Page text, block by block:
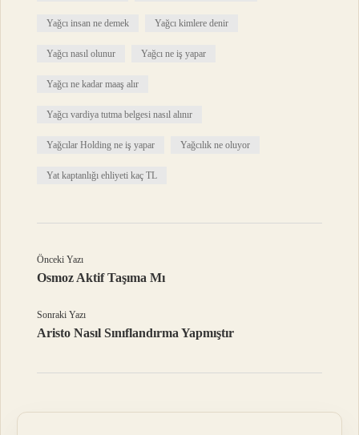
Yağcı insan ne demek Yağcı kimlere denir
Yağcı nasıl olunur Yağcı ne iş yapar
Yağcı ne kadar maaş alır
Yağcı vardiya tutma belgesi nasıl alınır
Yağcılar Holding ne iş yapar Yağcılık ne oluyor
Yat kaptanlığı ehliyeti kaç TL
Önceki Yazı
Osmoz Aktif Taşıma Mı
Sonraki Yazı
Aristo Nasıl Sınıflandırma Yapmıştır